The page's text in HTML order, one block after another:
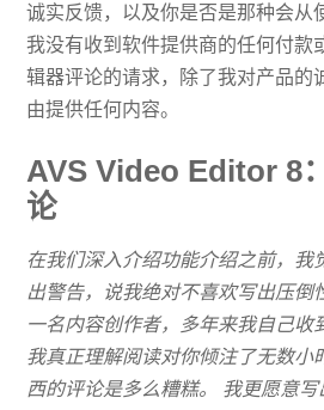
诚实反馈，以及你是否是那种会从
我没有收到软件提供商的任何付款
辑器评论的请求，除了我对产品的
由提供任何内容。
AVS Video Editor 8
论
在我们深入介绍功能介绍之前，我
出警告，说我绝对不喜欢写出压倒
一名内容创作者，多年来我自己收
我真正理解阅读对你倾注了无数小
西的评论是多么糟糕。 我更愿意写